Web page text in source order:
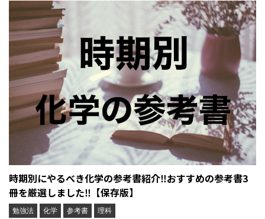
時期別にやるべき化学の参考書紹介‼︎おすすめの参考書3
冊を厳選しました‼︎【保存版】
勉強法 化学 参考書 理科